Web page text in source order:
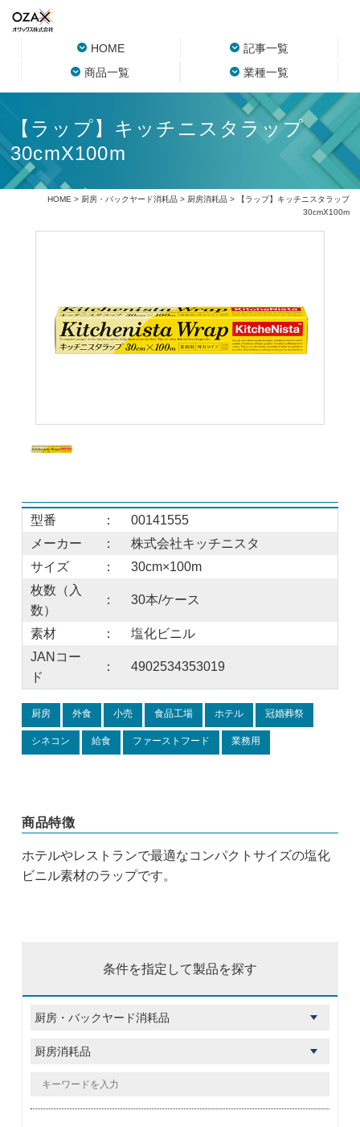
HOME
記事一覧
商品一覧
業種一覧
【ラップ】キッチニスタラップ
30cmX100m
HOME > 厨房・バックヤード消耗品> 厨房消耗品> 【ラップ】キッチニスタラップ
30cmX100m
型番 ：
00141555
メーカー
：
株式会社キッチニスタ
サイズ
：
30cm×100m
枚数（入
数）
： 30本/ケース
素材 ：
塩化ビニル
JANコー
ド
： 4902534353019
厨房 外食 小売 食品工場 ホテル 冠婚葬祭
シネコン 給食 ファーストフード 業務用
商品特徴
ホテルやレストランで最適なコンパクトサイズの塩化
ビニル素材のラップです。
条件を指定して製品を探す